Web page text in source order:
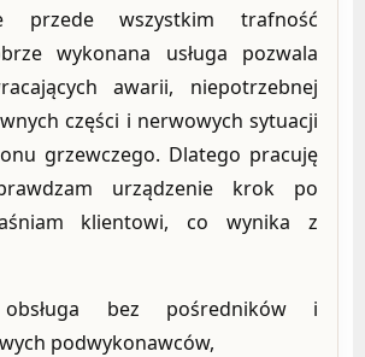
przede wszystkim trafność
wykonana usługa pozwala
awarii, niepotrzebnej
części i nerwowych sytuacji
grzewczego. Dlatego pracuję
urządzenie krok po
klientowi, co wynika z
bez pośredników i
podwykonawców,